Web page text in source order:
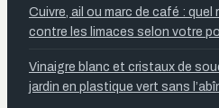
Cuivre, ail ou marc de café :
contre les limaces selon votre
Vinaigre blanc et cristaux de
jardin en plastique vert sans